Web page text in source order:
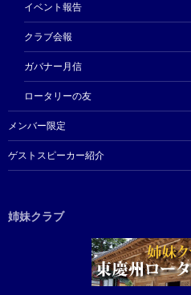
イベント報告
クラブ会報
ガバナー月信
ロータリーの友
メンバー限定
ゲストスピーカー紹介
姉妹クラブ